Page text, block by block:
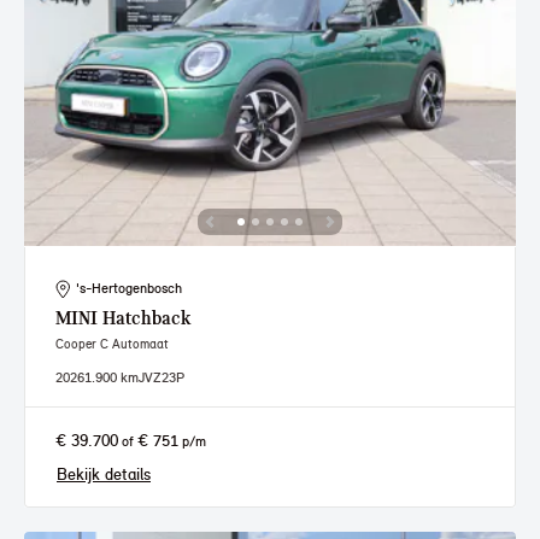
's-Hertogenbosch
MINI Hatchback
Cooper C Automaat
20261.900 kmJVZ23P
€ 39.700 of € 751 p/m
Bekijk details